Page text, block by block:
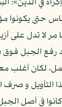
مر لا تدل على
الجبل فوق
لكان
التأويل و صرف
في أصل